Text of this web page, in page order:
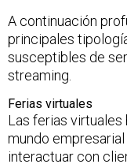
A continuación
principales
susceptibles de
streaming.
Ferias virtuales
Las ferias virtuales
mundo
interactuar con